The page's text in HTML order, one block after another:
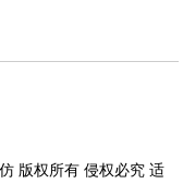
版权所有 侵权必究 适